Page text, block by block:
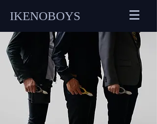
IKENOBOYS